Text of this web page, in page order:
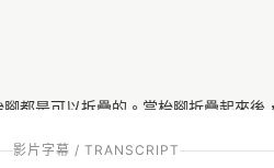
都是可以拆疊的。當枱腳折疊起來
枱可以和不同的傢俬整合在一起，
影片字幕 / TRANSCRIPT